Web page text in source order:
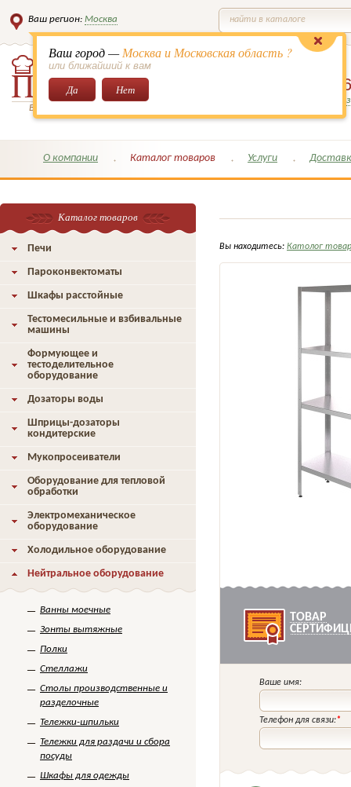
Ваш регион: Москва
Ваш город —Москва и Московская область ?
или ближайший к вам
Да Нет
найти в каталоге
Всё для кондитеров и поваров!
649-
Заказать обратный
О компании Каталог товаров Услуги
Вы находитесь: Католог
ТОВАР
Ваше имя:
Телефон для связи:*
Каталог товаров
Печи
Пароконвектоматы
Шкафы расстойные
Тестомесильные и взбивальные
машины
Формующее и
тестоделительное
оборудование
Дозаторы воды
Шприцы-дозаторы
кондитерские
Мукопросеиватели
Оборудование для тепловой
обработки
Электромеханическое
оборудование
Холодильное оборудование
Нейтральное оборудование
Ванны моечные
Зонты вытяжные
Полки
Стеллажи
Столы производственные и
разделочные
Тележки-шпильки
Тележки для раздачи и сбора
посуды
Шкафы для одежды